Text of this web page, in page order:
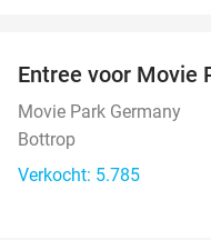
Entree voor Movie
Movie Park Germany
Bottrop
Verkocht: 5.785